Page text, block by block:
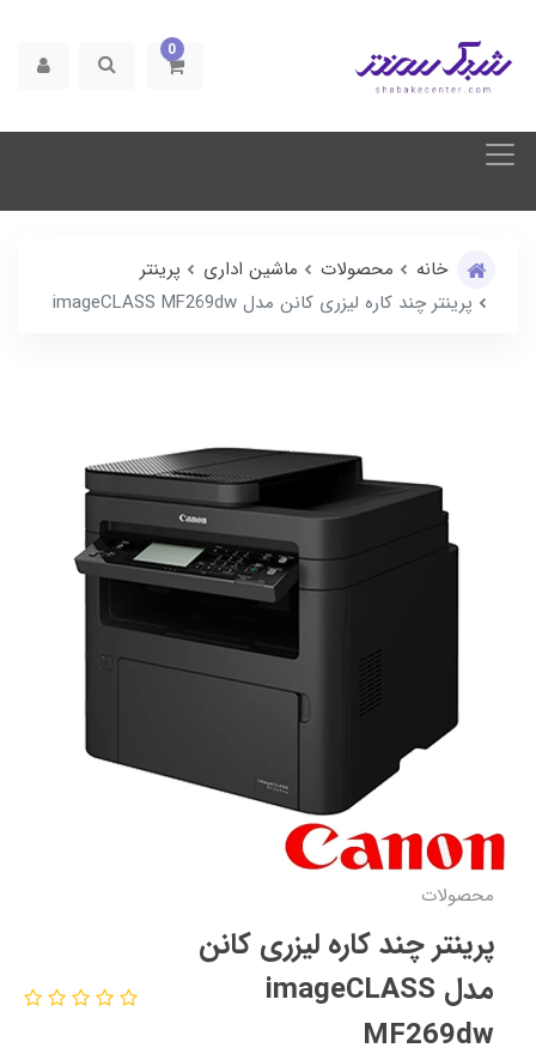
0
خانه محصولات ماشین اداری
پرینتر
پرینتر چند کاره لیزری کانن مدل imageCLASS MF269dw
محصولات
پرینتر چند کاره لیزری کانن
مدل imageCLASS
MF269dw